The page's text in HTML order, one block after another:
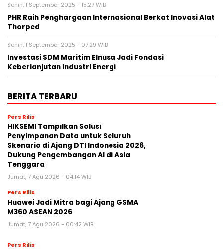
Senin, 1 September 2025 - 15:27 WIB
PHR Raih Penghargaan Internasional Berkat Inovasi Alat
Thorped
Senin, 1 September 2025 - 07:29 WIB
Investasi SDM Maritim Elnusa Jadi Fondasi
Keberlanjutan Industri Energi
BERITA TERBARU
Pers Rilis
HIKSEMI Tampilkan Solusi
Penyimpanan Data untuk Seluruh
Skenario di Ajang DTI Indonesia 2026,
Dukung Pengembangan AI di Asia
Tenggara
Jumat, 7 Agu 2026 - 04:14 WIB
Pers Rilis
Huawei Jadi Mitra bagi Ajang GSMA
M360 ASEAN 2026
Jumat, 7 Agu 2026 - 00:42 WIB
Pers Rilis